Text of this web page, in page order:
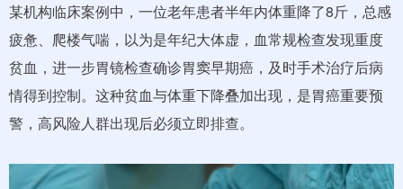
某机构临床案例中，一位老年患者半年内体重降了8斤，总感
疲惫、爬楼气喘，以为是年纪大体虚，血常规检查发现重度
贫血，进一步胃镜检查确诊胃窦早期癌，及时手术治疗后病
情得到控制。这种贫血与体重下降叠加出现，是胃癌重要预
警，高风险人群出现后必须立即排查。